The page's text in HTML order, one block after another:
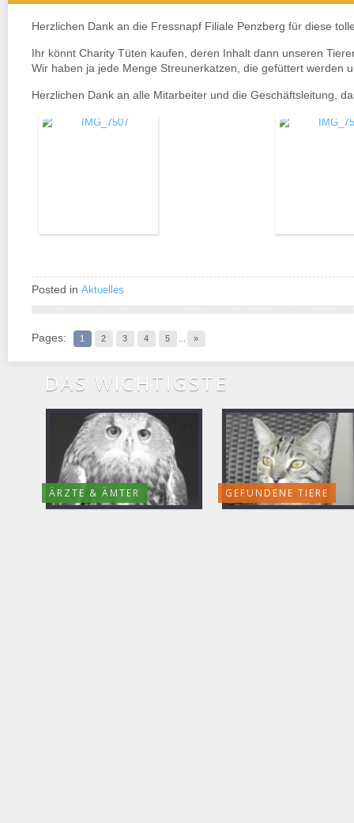
Herzlichen Dank an die Fressnapf Filiale Penzberg für diese
Ihr könnt Charity Tüten kaufen, deren Inhalt dann unseren
Wir haben ja jede Menge Streunerkatzen, die gefüttert werden
Herzlichen Dank an alle Mitarbeiter und die Geschäftsleitung,
Posted in Aktuelles
Pages: 1 2 3 4 5 »
DAS WICHTIGSTE
ÄRZTE & ÄMTER GEFUNDENE TIERE